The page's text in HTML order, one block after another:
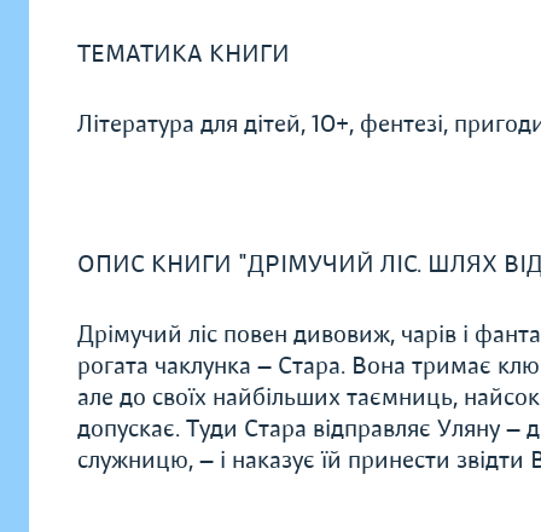
ТЕМАТИКА КНИГИ
Література для дітей, 10+, фентезі,
ОПИС КНИГИ "ДРІМУЧИЙ ЛІС. ШЛЯХ
Дрімучий ліс повен дивовиж, чарів і
рогата чаклунка — Стара. Вона тримає
але до своїх найбільших таємниць,
допускає. Туди Стара відправляє Уляну —
служницю, — і наказує їй принести звідти